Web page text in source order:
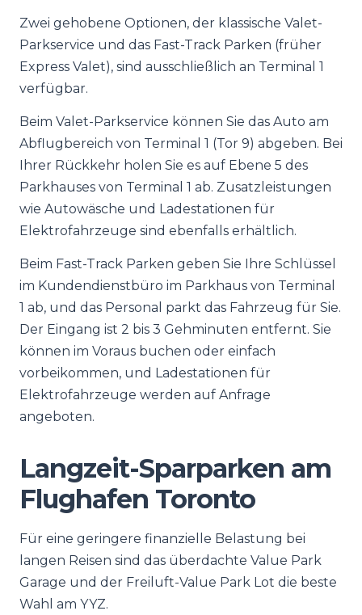
Zwei gehobene Optionen, der klassische Valet-
Parkservice und das Fast-Track Parken (früher
Express Valet), sind ausschließlich an Terminal 1
verfügbar.
Beim Valet-Parkservice können Sie das Auto am
Abflugbereich von Terminal 1 (Tor 9) abgeben. Bei
Ihrer Rückkehr holen Sie es auf Ebene 5 des
Parkhauses von Terminal 1 ab. Zusatzleistungen
wie Autowäsche und Ladestationen für
Elektrofahrzeuge sind ebenfalls erhältlich.
Beim Fast-Track Parken geben Sie Ihre Schlüssel
im Kundendienstbüro im Parkhaus von Terminal
1 ab, und das Personal parkt das Fahrzeug für Sie.
Der Eingang ist 2 bis 3 Gehminuten entfernt. Sie
können im Voraus buchen oder einfach
vorbeikommen, und Ladestationen für
Elektrofahrzeuge werden auf Anfrage
angeboten.
Langzeit-Sparparken am
Flughafen Toronto
Für eine geringere finanzielle Belastung bei
langen Reisen sind das überdachte Value Park
Garage und der Freiluft-Value Park Lot die beste
Wahl am YYZ.